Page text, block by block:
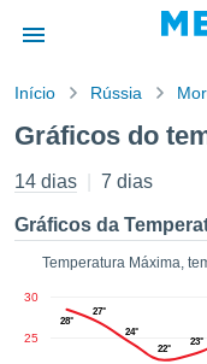
da
foi
por
para
que as
a este
Início Rússia
Gráficos do
14 dias 7 dias
Gráficos da
Temperatura Máxima,
25
30
28°
27°
24°
22°
23°